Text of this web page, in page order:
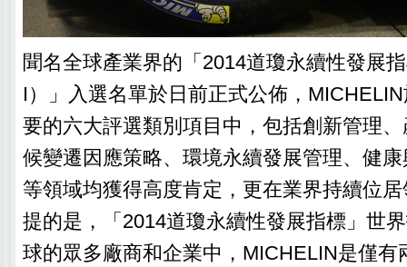
聞名全球產業界的「2014道瓊永續性發展
I）」入選名單於日前正式公佈，
要的六大評選類別項目中，包括創新管理
候變遷因應策略、環境永續發展管理、健
等領域均獲得高度肯定，更在業界持續位
提的是，「2014道瓊永續性發展指標」世
球的眾多廠商和企業中，MICHELIN是僅有